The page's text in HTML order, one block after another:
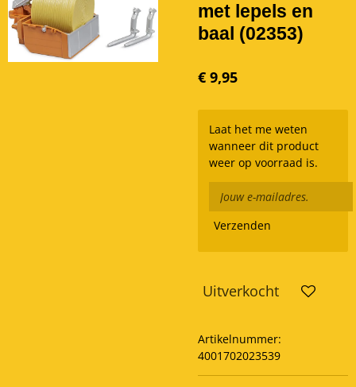
met lepels en
baal (02353)
€ 9,95
Laat het me weten
wanneer dit product
weer op voorraad is.
Verzenden
Uitverkocht
Artikelnummer:
4001702023539